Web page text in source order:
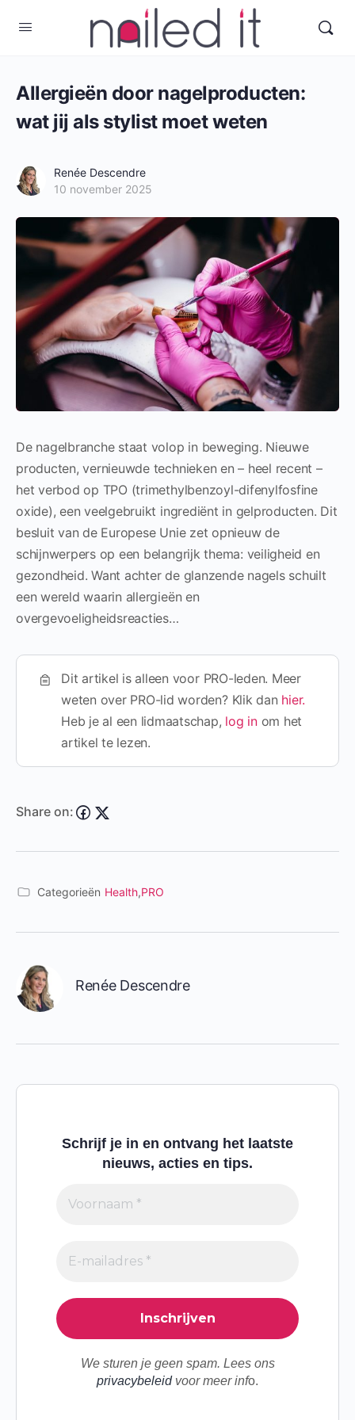
Allergieën door nagelproducten:
wat jij als stylist moet weten
Renée Descendre
10 november 2025
De nagelbranche staat volop in beweging. Nieuwe
producten, vernieuwde technieken en – heel recent –
het verbod op TPO (trimethylbenzoyl-difenylfosfine
oxide), een veelgebruikt ingrediënt in gelproducten. Dit
besluit van de Europese Unie zet opnieuw de
schijnwerpers op een belangrijk thema: veiligheid en
gezondheid. Want achter de glanzende nagels schuilt
een wereld waarin allergieën en
overgevoeligheidsreacties…
Dit artikel is alleen voor PRO-leden. Meer
weten over PRO-lid worden? Klik dan hier.
Heb je al een lidmaatschap, log inom het
artikel te lezen.
Share on:
Categorieën Health,PRO
Renée Descendre
Schrijf je in en ontvang het laatste
nieuws, acties en tips.
We sturen je geen spam. Lees ons
privacybeleidvoor meer info.